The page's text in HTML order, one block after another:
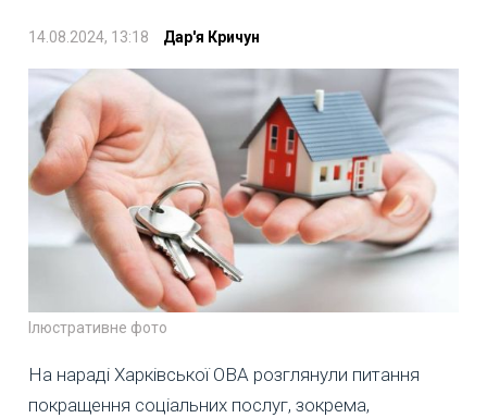
14.08.2024, 13:18 Дар'я Кричун
Ілюстративне фото
На нараді Харківської ОВА розглянули питання
покращення соціальних послуг, зокрема,